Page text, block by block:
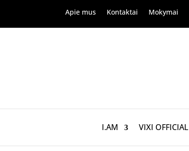
Apie mus Kontaktai Mokymai
I.AM VIXI OFFICIAL